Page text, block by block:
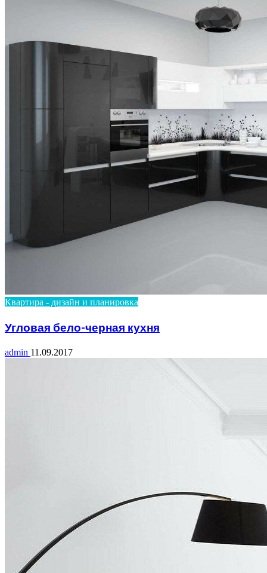
Квартира - дизайн и планировка
Угловая бело-черная кухня
admin 11.09.2017